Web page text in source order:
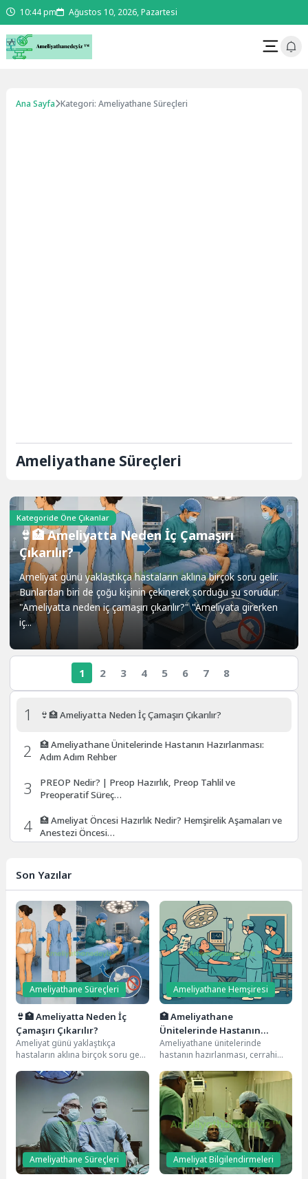
10:44 pm Ağustos 10, 2026, Pazartesi
Ana Sayfa Kategori: Ameliyathane Süreçleri
Ameliyathane Süreçleri
Kategoride Öne Çıkanlar
👙🏥 Ameliyatta Neden İç Çamaşırı
Çıkarılır?
Ameliyat günü yaklaştıkça hastaların aklına birçok soru gelir.
Bunlardan biri de çoğu kişinin çekinerek sorduğu şu sorudur:
"Ameliyatta neden iç çamaşırı çıkarılır?" "Ameliyata girerken
iç...
1 2 3 4 5 6 7 8
1 👙🏥 Ameliyatta Neden İç Çamaşırı Çıkarılır?
2
🏥 Ameliyathane Ünitelerinde Hastanın Hazırlanması:
Adım Adım Rehber
3
PREOP Nedir? | Preop Hazırlık, Preop Tahlil ve
Preoperatif Süreç…
4
🏥 Ameliyat Öncesi Hazırlık Nedir? Hemşirelik Aşamaları ve
Anestezi Öncesi…
El…
6
Sorulan Sorular
7 Ameliyathane Enfeksiyon Kontrolü
8
Ameliyathanede Acil Durumlar: Hasta ve Çevre Güvenliği
İçin Hayati Bilgiler
Son Yazılar
Ameliyathane Süreçleri
👙🏥 Ameliyatta Neden İç
Çamaşırı Çıkarılır?
Ameliyat günü yaklaştıkça
hastaların aklına birçok soru gelir.
çekinerek sorduğu...
Ameliyathane Hemşiresi
🏥 Ameliyathane
Ünitelerinde Hastanın
Hazırlanması: Adım Adım
Rehber
Ameliyathane ünitelerinde
hastanın hazırlanması, cerrahi
açısından kritik bir süreçtir.
Özellikle Sağlık...
Ameliyathane Süreçleri Ameliyat Bilgilendirmeleri